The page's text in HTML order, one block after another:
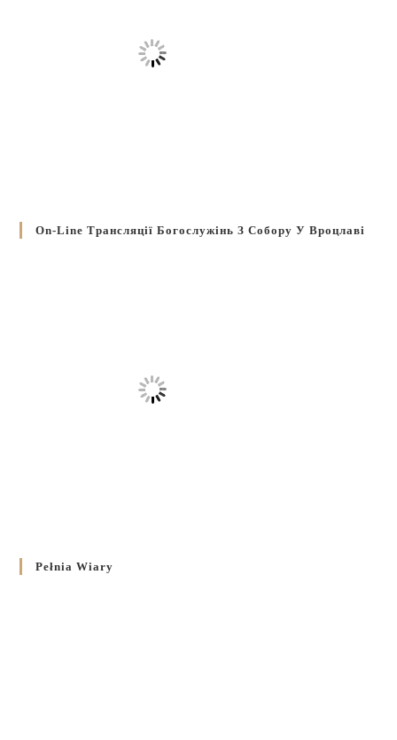
On-Line Трансляції Богослужінь З Собору У Вроцлаві
Pełnia Wiary